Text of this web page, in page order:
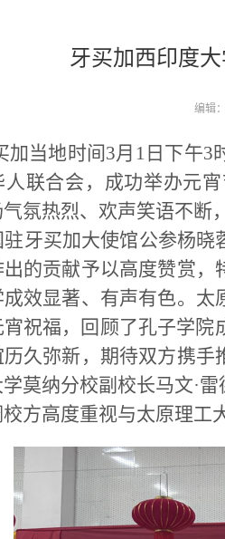
牙买加西印度
编辑
加当地时间3月 1 日下午3
人联合会，成功举办元
氛热烈、欢声笑语不断
驻牙买加大使馆公参杨
出的贡献予以高度赞赏
效显著、有声有色。
祝福，回顾了孔子学院
久弥新，期待双方携手
莫纳分校副校长马文·雷
方高度重视与太原理工